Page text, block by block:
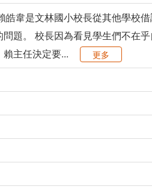
韋是文林國小校長從其他學校
題。 校長因為看見學生們不在
主任決定要...
更多